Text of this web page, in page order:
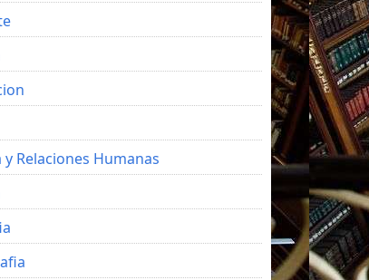
y Relaciones Humanas